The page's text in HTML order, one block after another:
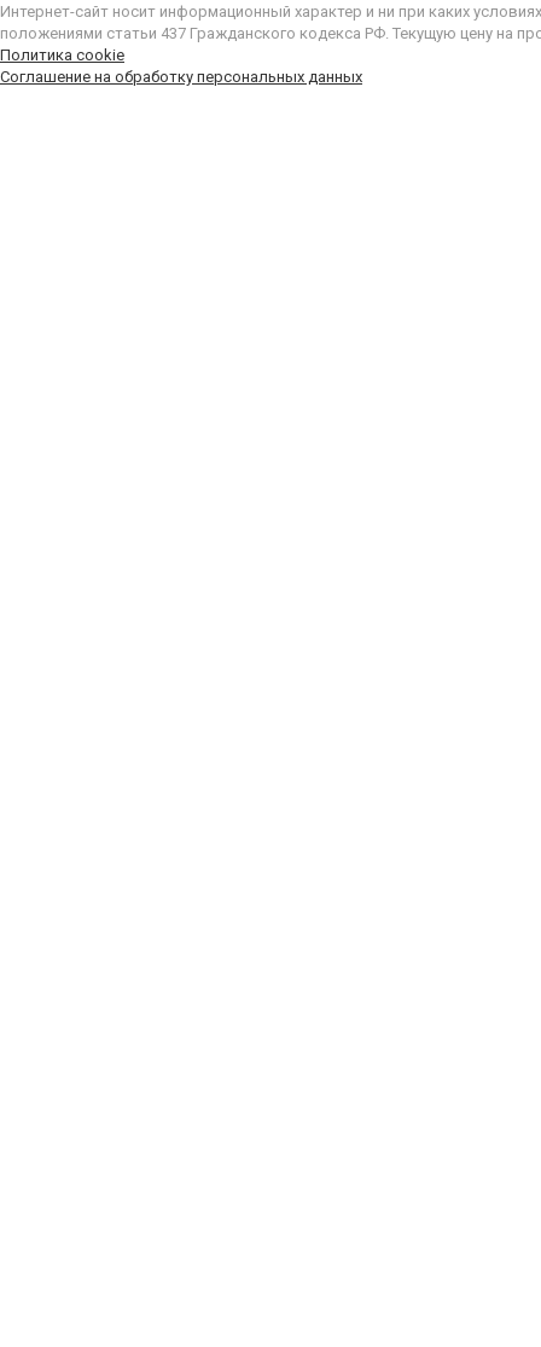
Интернет-сайт носит информационный характер и ни при каких
положениями статьи 437 Гражданского кодекса РФ. Текущую цену на
Политика cookie
Соглашение на обработку персональных данных